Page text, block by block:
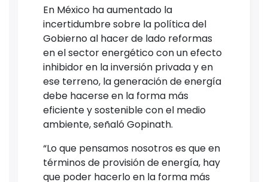
En México ha aumentado la
incertidumbre sobre la política del
Gobierno al hacer de lado reformas
en el sector energético con un efecto
inhibidor en la inversión privada y en
ese terreno, la generación de energía
debe hacerse en la forma más
eficiente y sostenible con el medio
ambiente, señaló Gopinath.
“Lo que pensamos nosotros es que en
términos de provisión de energía, hay
que poder hacerlo en la forma más